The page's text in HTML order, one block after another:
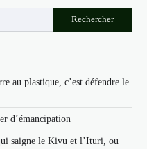
Rechercher
au plastique, c’est défendre le
d’émancipation
saigne le Kivu et l’Ituri, ou